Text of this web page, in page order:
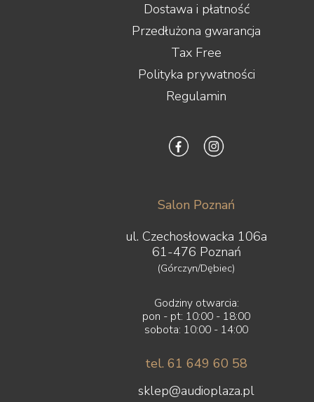
Dostawa i płatność
Przedłużona gwarancja
Tax Free
Polityka prywatności
Regulamin
Salon Poznań
ul. Czechosłowacka 106a
61-476 Poznań
(Górczyn/Dębiec)
Godziny otwarcia:
pon - pt: 10:00 - 18:00
sobota: 10:00 - 14:00
tel. 61 649 60 58
sklep@audioplaza.pl